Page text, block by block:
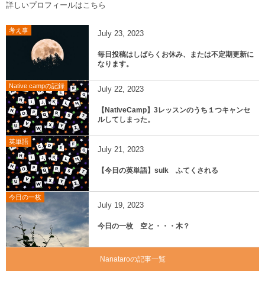
詳しいプロフィールはこちら
考え事 July 23, 2023
毎日投稿はしばらくお休み、または不定期更新に
なります。
Native campの記録 July 22, 2023
【NativeCamp】3レッスンのうち１つキャンセ
ルしてしまった。
英単語
July 21, 2023
【今日の英単語】sulk ふてくされる
今日の一枚
July 19, 2023
今日の一枚 空と・・・木？
Nanataroの記事一覧